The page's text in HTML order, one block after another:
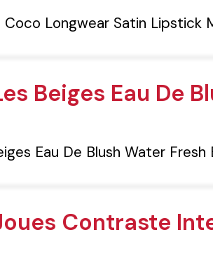
Coco Longwear Satin Lipstick
Beiges Eau De
Eau De Blush Water Fresh
Contraste